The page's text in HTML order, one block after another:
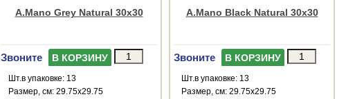
A.Mano Grey Natural 30x30
Звоните В КОРЗИНУ
Шт.в упаковке: 13
Размер, см: 29.75x29.75
A.Mano Black Natural 30x30
Звоните В КОРЗИНУ
Шт.в упаковке: 13
Размер, см: 29.75x29.75